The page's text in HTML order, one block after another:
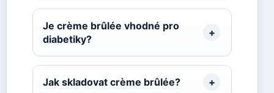
Je crème brûlée vhodné pro
diabetiky?
Jak skladovat crème brûlée?